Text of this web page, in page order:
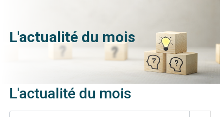
L'actualité du mois
L'actualité du mois